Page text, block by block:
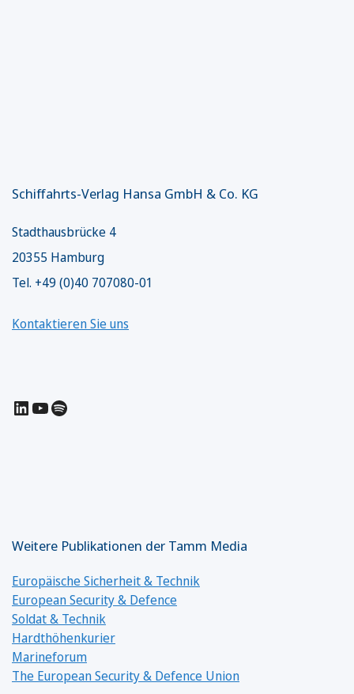
Schiffahrts-Verlag Hansa GmbH & Co. KG
Stadthausbrücke 4
20355 Hamburg
Tel. +49 (0)40 707080-01
Kontaktieren Sie uns
LinkedIn
YouTube
Spotify
Weitere Publikationen der Tamm Media
Europäische Sicherheit & Technik
European Security & Defence
Soldat & Technik
Hardthöhenkurier
Marineforum
The European Security & Defence Union